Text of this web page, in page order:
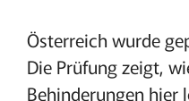
Österreich wurde
Die Prüfung zeigt,
Behinderungen hier